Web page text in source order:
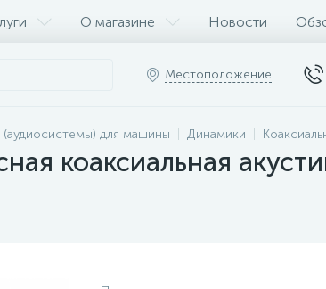
О магазине Новости
Местоположение
(аудиосистемы) для машины Динамики
коаксиальная